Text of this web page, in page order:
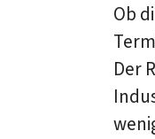
Ob
Der